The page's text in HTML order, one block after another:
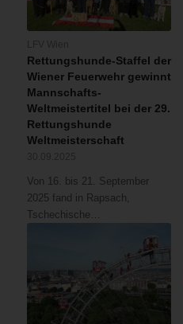
Rettungshunde-Staffel der
Wiener Feuerwehr gewinnt
Mannschafts-
Weltmeistertitel bei der 29.
Rettungshunde
Weltmeisterschaft
Von 16. bis 21. September
2025 fand in Rapsach,
Tschechische…